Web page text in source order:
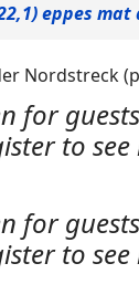
eppes mat
Nordstreck
for
to see
for
to see